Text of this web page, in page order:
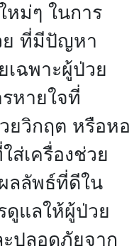
ม่ๆ ในการ
ย ที่มีปัญหา
ฉพาะผู้ป่วย
หายใจที่
ยวิกฤต หรือหอ
ส่เครื่องช่วย
ลลัพธ์ที่ดีใน
ดูแลให้ผู้ป่วย
ปลอดภัยจาก